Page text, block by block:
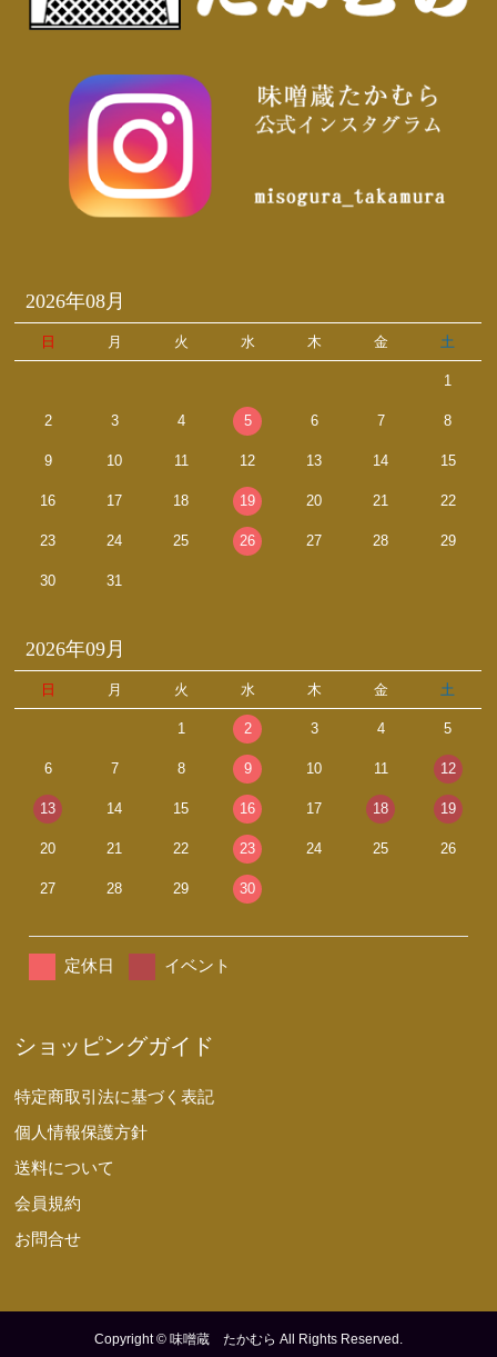
2026年08月
日 月 火 水 木 金 土
1
2 3 4 5 6 7 8
9 10 11 12 13 14 15
16 17 18 19 20 21 22
23 24 25 26 27 28 29
30 31
2026年09月
日 月 火 水 木 金 土
1 2 3 4 5
6 7 8 9 10 11 12
13 14 15 16 17 18 19
20 21 22 23 24 25 26
27 28 29 30
定休日 イベント
ショッピングガイド
特定商取引法に基づく表記
個人情報保護方針
送料について
会員規約
お問合せ
Copyright © 味噌蔵 たかむら All Rights Reserved.